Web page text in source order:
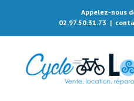
Appelez-nous
02.97.50.31.73 |